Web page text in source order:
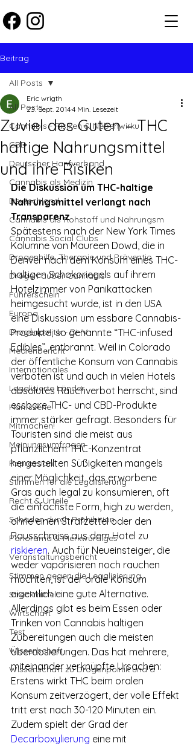
Beitrag
All Posts
Cannabis - Risiken & Nebenwirku
CBD
Deutscher Hanfverband
Cannabis als Medizin
Deutschland
Cannabis als Rohstoff und Nahrungsm
Cannabis Social Clubs
Drogenhilfe, Therapie und Präventio
Drogen außer Cannabis
Führerschein
Europa
Drogenpolitik - DHV
Medienbericht
Internationales
Legalisierte Länder
Hanfszene
Mitmachen!
Meinungsumfragen
Repression
Stimmen für die Legalisierung
Recht & Urteile
Schäden durch Prohibition
Panorama & Merkwürdiges
Veranstaltungsbericht
Stimmen gegen die Legalisierung
Streckmittel
Wirtschaft
Test
Wissenschaft
Wissenschaft zu Drogenpolitik und a
All Posts
Zuviel des Guten – THC
haltige Nahrungsmittel
und ihre Risiken
Eric wrigth
23. Sept. 20144 Min. Lesezeit
Die Diskussion um THC-haltige
Nahrungsmittel verlangt nach
Transparenz
Spätestens nach der New York Times
Kolumne von Maureen Dowd, die in
Denver nach dem Konsum eines THC-
haltigen Schokoriegels auf ihrem
Hotelzimmer von Panikattacken
heimgesucht wurde, ist in den USA
eine Diskussion um essbare Cannabis-
Produkte, so genannte “THC-infused
Edibles”, entbrannt. Weil in Colorado
der öffentliche Konsum von Cannabis
verboten ist und auch in vielen Hotels
absolutes Rauchverbot herrscht, sind
essbare THC- und CBD-Produkte
immer stärker gefragt. Besonders für
Touristen sind die meist aus
pflanzlichem THC-Konzentrat
hergestellten Süßigkeiten mangels
einer Möglichkeit, das erworbene
Gras auch legal zu konsumieren, oft
die einfachste Form, high zu werden,
ohne einen Strafzettel oder den
Rausschmiss aus dem Hotel zu
riskieren. Auch für Neueinsteiger, die
weder vaporisieren noch rauchen
möchten, ist der orale Konsum
eigentlich eine gute Alternative.
Allerdings gibt es beim Essen oder
Trinken von Cannabis haltigen
Zubereitungen auch die meisten
Überdosierungen. Das hat mehrere,
miteinander verknüpfte Ursachen:
Erstens wirkt THC beim oralen
Konsum zeitverzögert, der volle Effekt
tritt erst nach 30-120 Minuten ein.
Zudem spielt der Grad der
Decarboxylierung eine mit